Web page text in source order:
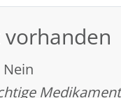
vorhanden
Nein